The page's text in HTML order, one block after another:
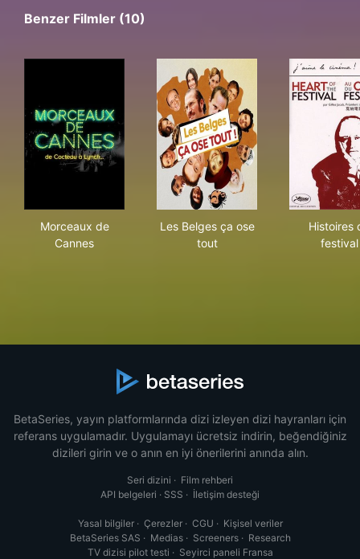
Benzer Filmler (10)
Morceaux de
Cannes
Les Belges ça ose
tout
Histoires
festival
BetaSeries, yayın platformlarında dizi izleyen dizi hayranları için
referans uygulamadır. Uygulamayı ücretsiz indirin, beğendiğiniz
dizileri girin ve o anın en iyi önerilerini anında alın.
Seri dizini · Film rehberi
API belgeleri · SSS · İletişim desteği
Yasal bilgiler· Çerezler· CGU · Kişisel veriler
BetaSeries SAS · Medias· Screeners· Research
TV dizisi pilot testi · Seyirci paneli Fransa